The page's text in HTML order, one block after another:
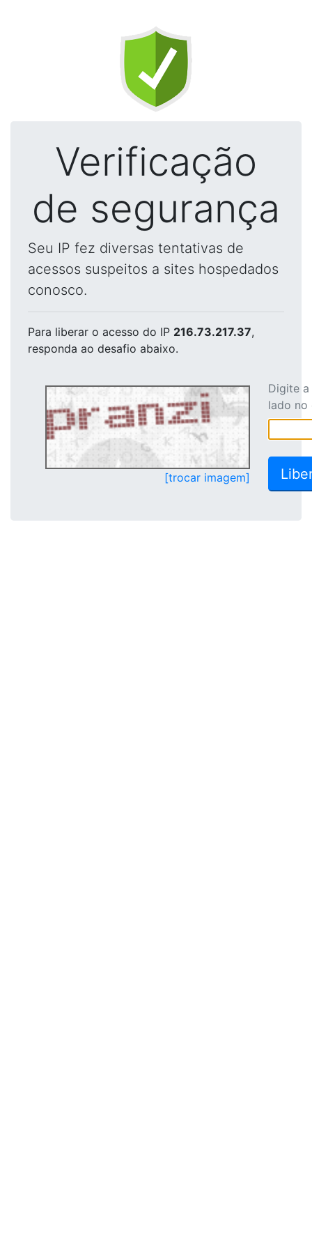
Verificação
de segurança
Seu IP fez diversas tentativas de
acessos suspeitos a sites hospedados
conosco.
Para liberar o acesso do IP 216.73.217.37,
responda ao desafio abaixo.
[trocar imagem]
Digite
lado no